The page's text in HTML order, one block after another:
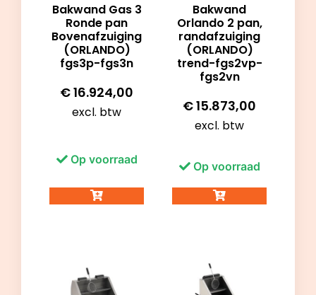
Bakwand Gas 3
Ronde pan
Bovenafzuiging
(ORLANDO)
fgs3p-fgs3n
€16.924,00
excl. btw
Op voorraad
Bakwand
Orlando 2 pan,
randafzuiging
(ORLANDO)
trend-fgs2vp-
fgs2vn
€15.873,00
excl. btw
Op voorraad